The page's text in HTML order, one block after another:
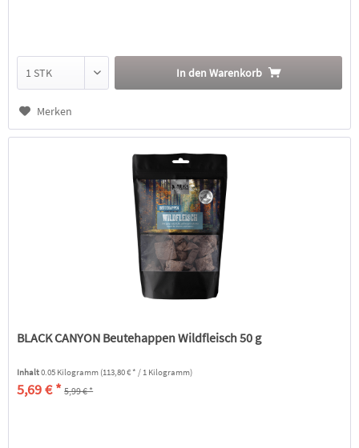
In den Warenkorb
Merken
BLACK CANYON Beutehappen Wildfleisch 50 g
Inhalt0.05 Kilogramm (113,80 € * / 1 Kilogramm)
5,69 € * 5,99 € *